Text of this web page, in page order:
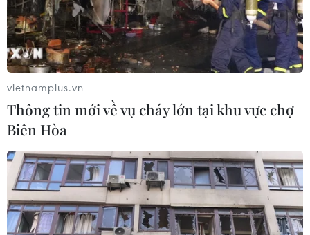
Nguyên nhân cháy kho Rạng Đông do sự
cố chập bảng mạch điện
vietnamplus.vn
Thông tin mới về vụ cháy lớn tại khu vực chợ
Biên Hòa